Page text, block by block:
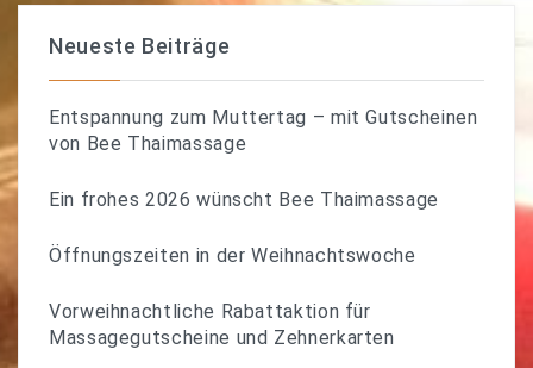
Neueste Beiträge
Entspannung zum Muttertag – mit Gutscheinen
von Bee Thaimassage
Ein frohes 2026 wünscht Bee Thaimassage
Öffnungszeiten in der Weihnachtswoche
Vorweihnachtliche Rabattaktion für
Massagegutscheine und Zehnerkarten